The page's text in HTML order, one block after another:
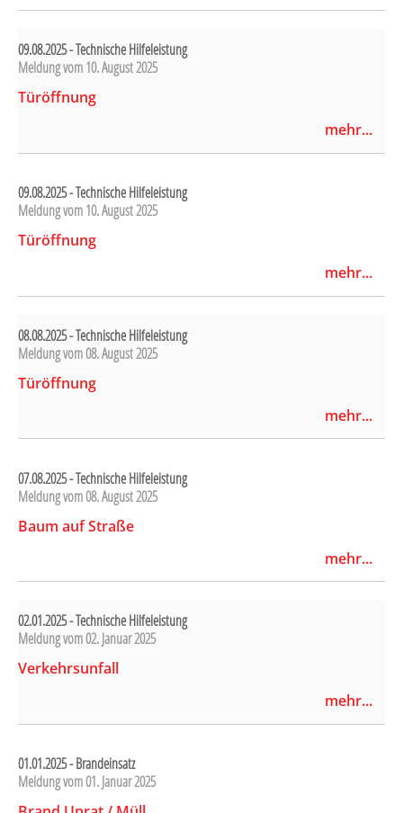
09.08.2025 - Technische Hilfeleistung
Meldung vom10. August 2025
Türöffnung
mehr...
09.08.2025 - Technische Hilfeleistung
Meldung vom10. August 2025
Türöffnung
mehr...
08.08.2025 - Technische Hilfeleistung
Meldung vom08. August 2025
Türöffnung
mehr...
07.08.2025 - Technische Hilfeleistung
Meldung vom08. August 2025
Baum auf Straße
mehr...
02.01.2025 - Technische Hilfeleistung
Meldung vom02. Januar 2025
Verkehrsunfall
mehr...
01.01.2025 - Brandeinsatz
Meldung vom01. Januar 2025